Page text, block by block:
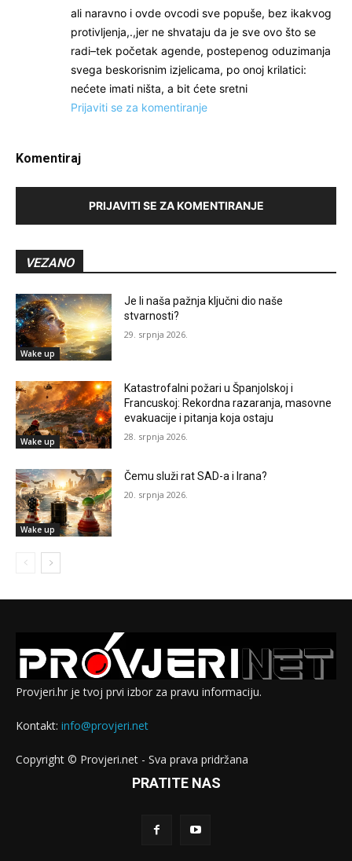
ali naravno i ovde ovcodi sve popuše, bez ikakvog
protivljenja,.,jer ne shvataju da je sve ovo što se
radi–tek početak agende, postepenog oduzimanja
svega beskorisnim izjelicama, po onoj krilatici:
nećete imati ništa, a bit ćete sretni
Prijaviti se za komentiranje
Komentiraj
PRIJAVITI SE ZA KOMENTIRANJE
VEZANO
Wake up
Je li naša pažnja ključni dio naše
stvarnosti?
29. srpnja 2026.
Wake up
Katastrofalni požari u Španjolskoj i
Francuskoj: Rekordna razaranja, masovne
evakuacije i pitanja koja ostaju
28. srpnja 2026.
Wake up
Čemu služi rat SAD-a i Irana?
20. srpnja 2026.
Provjeri.hr je tvoj prvi izbor za pravu informaciju.
Kontakt: info@provjeri.net
Copyright © Provjeri.net - Sva prava pridržana
PRATITE NAS